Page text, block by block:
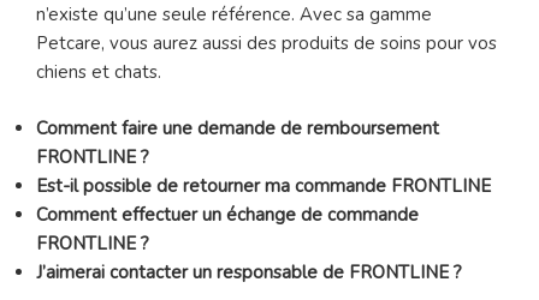
n’existe qu’une seule référence. Avec sa gamme
Petcare, vous aurez aussi des produits de soins pour vos
chiens et chats.
Comment faire une demande de remboursement
FRONTLINE ?
Est-il possible de retourner ma commande FRONTLINE
Comment effectuer un échange de commande
FRONTLINE ?
J’aimerai contacter un responsable de FRONTLINE ?